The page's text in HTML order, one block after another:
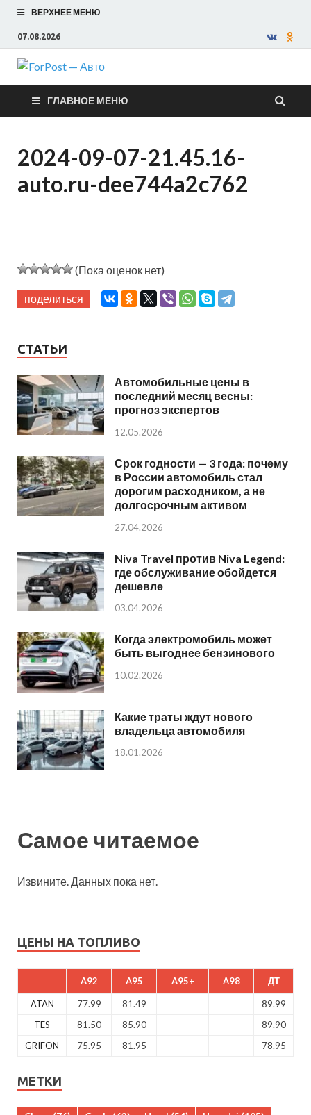
ВЕРХНЕЕ МЕНЮ
07.08.2026
ForPost —
Авто
ГЛАВНОЕ МЕНЮ
2024-09-07-21.45.16-
auto.ru-dee744a2c762
(Пока оценок нет)
поделиться
СТАТЬИ
Автомобильные цены в
последний месяц весны:
прогноз экспертов
12.05.2026
Срок годности — 3 года: почему
в России автомобиль стал
дорогим расходником, а не
долгосрочным активом
27.04.2026
Niva Travel против Niva Legend:
где обслуживание обойдется
дешевле
03.04.2026
Когда электромобиль может
быть выгоднее бензинового
10.02.2026
Какие траты ждут нового
владельца автомобиля
18.01.2026
Самое читаемое
Извините. Данных пока нет.
ЦЕНЫ НА ТОПЛИВО
A92 A95 A95+ A98 ДТ
ATAN 77.99 81.49
89.99
TES
81.50 85.90
89.90
GRIFON
75.95 81.95 78.95
МЕТКИ